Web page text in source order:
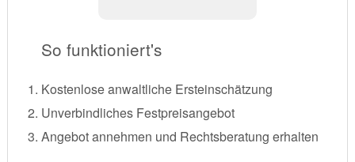
So funktioniert's
Kostenlose anwaltliche Ersteinschätzung
Unverbindliches Festpreisangebot
Angebot annehmen und Rechtsberatung erhalten